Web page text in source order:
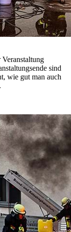
sind
wie gut man auch